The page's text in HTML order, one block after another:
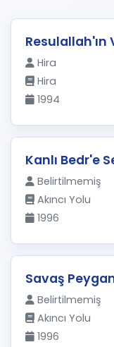
Resulallah'ın
Hira
Hira
1994
Kanlı Bedr'e
Belirtilmemiş
Akıncı Yolu
1996
Savaş
Belirtilmemiş
Akıncı Yolu
1996